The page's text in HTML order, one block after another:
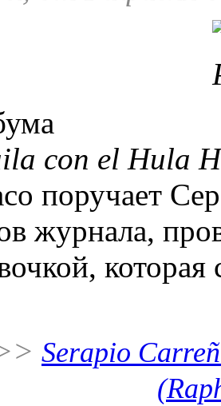
con el Hula
поручает
журнала,
Serapio